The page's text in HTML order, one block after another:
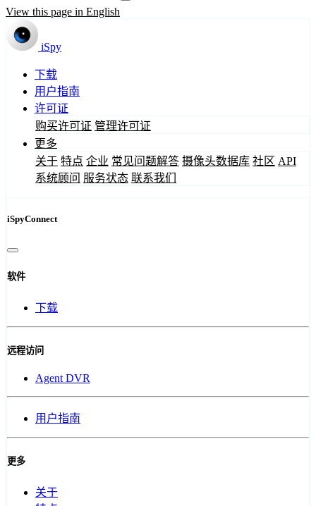
View this page in English
iSpy
下载
用户指南
许可证
购买许可证 管理许可证
更多
关于 特点 企业 常见问题解答 摄像头数据库 社区 API
系统顾问 服务状态 联系我们
iSpyConnect
软件
下载
远程访问
Agent DVR
用户指南
更多
关于